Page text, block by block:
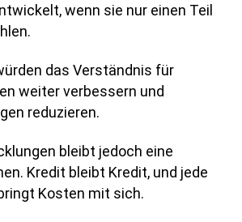
wenn sie nur einen Teil
das Verständnis für
weiter verbessern und
reduzieren.
bleibt jedoch eine
Kredit bleibt Kredit, und jede
Kosten mit sich.